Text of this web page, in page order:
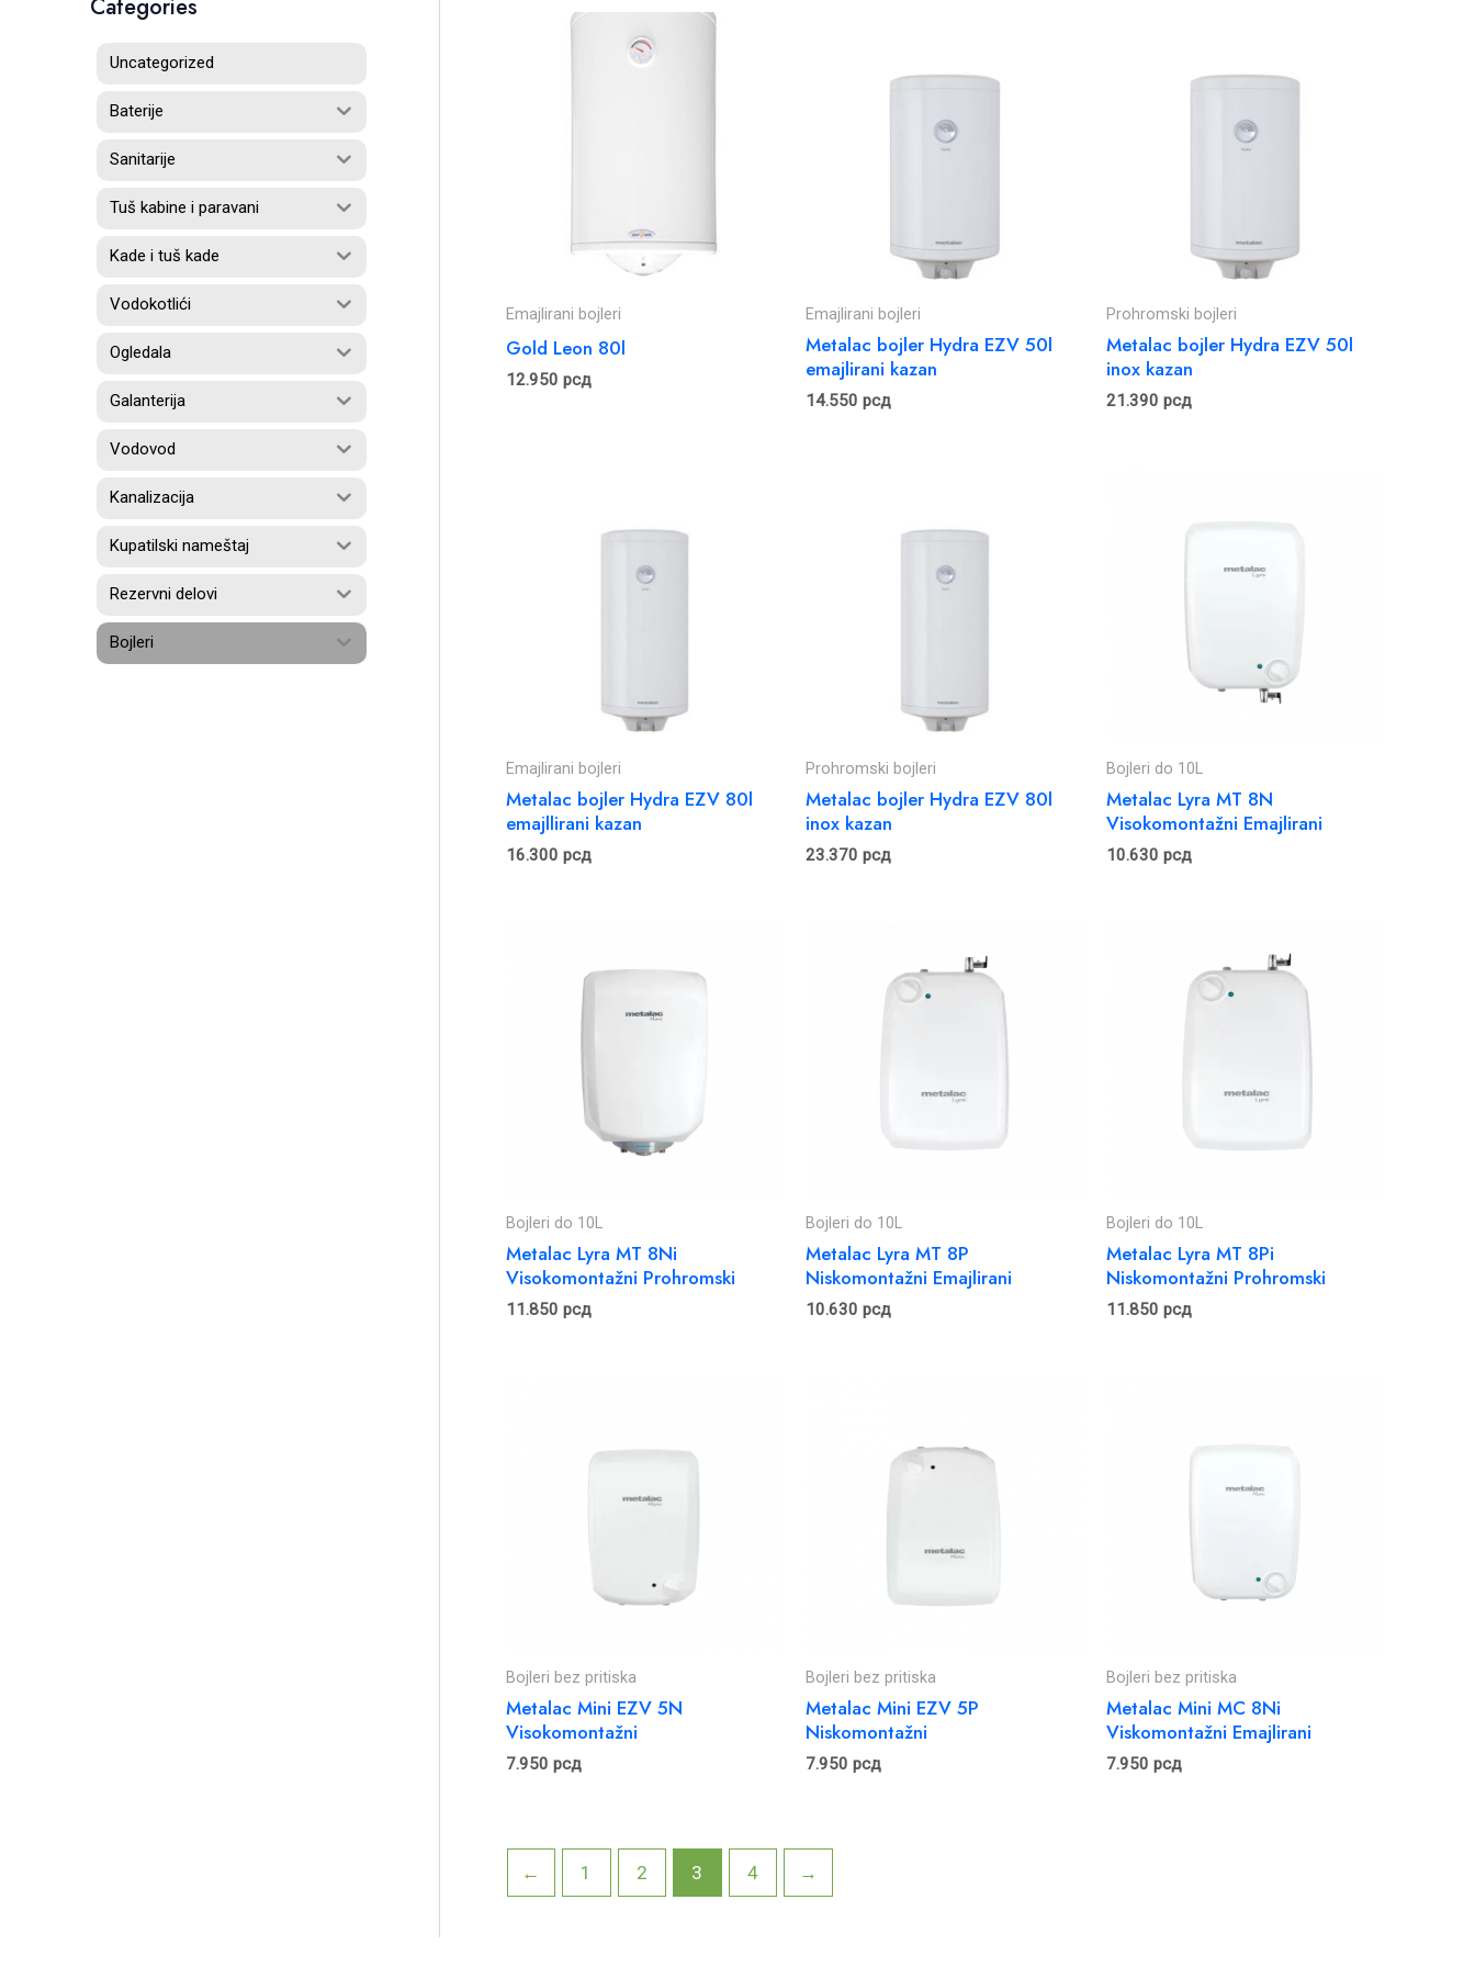
Uncategorized
Baterije
Sanitarije
Tuš kabine i paravani
Kade i tuš kade
Vodokotlići
Ogledala
Galanterija
Vodovod
Kanalizacija
Kupatilski nameštaj
Rezervni delovi
Bojleri
Emajlirani bojleri
Gold Leon 80l
12.950 рсд
Emajlirani bojleri
Metalac bojler Hydra EZV 50l
emajlirani kazan
14.550рсд
Prohromski bojleri
Metalac bojler Hydra EZV 50l
inox kazan
21.390 рсд
Emajlirani bojleri
Metalac bojler Hydra EZV 80l
emajllirani kazan
16.300 рсд
Prohromski bojleri
Metalac bojler Hydra EZV 80l
inox kazan
23.370рсд
Bojleri do 10L
Metalac Lyra MT 8N
Visokomontažni Emajlirani
10.630 рсд
Bojleri do 10L
Metalac Lyra MT 8Ni
Visokomontažni Prohromski
11.850 рсд
Bojleri do 10L
Metalac Lyra MT 8P
Niskomontažni Emajlirani
10.630рсд
Bojleri do 10L
Metalac Lyra MT 8Pi
Niskomontažni Prohromski
11.850 рсд
Bojleri bez pritiska
Metalac Mini EZV 5N
Visokomontažni
7.950 рсд
Bojleri bez pritiska
Metalac Mini EZV 5P
Niskomontažni
7.950рсд
Bojleri bez pritiska
Metalac Mini MC 8Ni
Viskomontažni Emajlirani
7.950 рсд
← 1 2 3 4 →